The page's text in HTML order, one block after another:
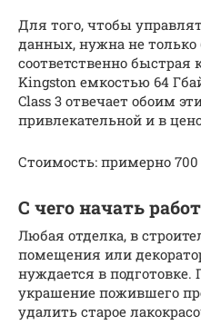
Для того, чтобы
данных, нужна не
соответственно быстрая
Kingston емкостью 64
Class 3 отвечает обоим
привлекательной и в
Стоимость: примерно 700
С чего начать
Любая отделка, в
помещения или
нуждается в
украшение пожившего
удалить старое